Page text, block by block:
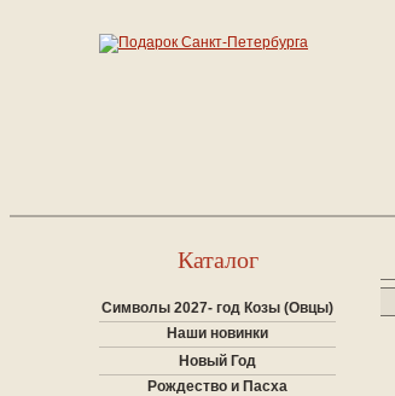
Каталог
Символы 2027- год Козы (Овцы)
Наши новинки
Новый Год
Рождество и Пасха